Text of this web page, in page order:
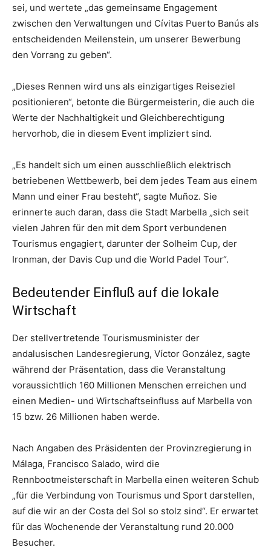
sei, und wertete „das gemeinsame Engagement
zwischen den Verwaltungen und Cívitas Puerto Banús als
entscheidenden Meilenstein, um unserer Bewerbung
den Vorrang zu geben“.
„Dieses Rennen wird uns als einzigartiges Reiseziel
positionieren“, betonte die Bürgermeisterin, die auch die
Werte der Nachhaltigkeit und Gleichberechtigung
hervorhob, die in diesem Event impliziert sind.
„Es handelt sich um einen ausschließlich elektrisch
betriebenen Wettbewerb, bei dem jedes Team aus einem
Mann und einer Frau besteht“, sagte Muñoz. Sie
erinnerte auch daran, dass die Stadt Marbella „sich seit
vielen Jahren für den mit dem Sport verbundenen
Tourismus engagiert, darunter der Solheim Cup, der
Ironman, der Davis Cup und die World Padel Tour“.
Bedeutender Einfluß auf die lokale
Wirtschaft
Der stellvertretende Tourismusminister der
andalusischen Landesregierung, Víctor González, sagte
während der Präsentation, dass die Veranstaltung
voraussichtlich 160 Millionen Menschen erreichen und
einen Medien- und Wirtschaftseinfluss auf Marbella von
15 bzw. 26 Millionen haben werde.
Nach Angaben des Präsidenten der Provinzregierung in
Málaga, Francisco Salado, wird die
Rennbootmeisterschaft in Marbella einen weiteren Schub
„für die Verbindung von Tourismus und Sport darstellen,
auf die wir an der Costa del Sol so stolz sind“. Er erwartet
für das Wochenende der Veranstaltung rund 20.000
Besucher.